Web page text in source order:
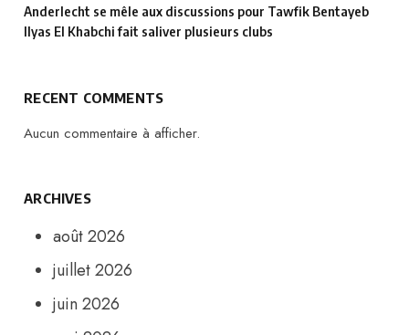
Anderlecht se mêle aux discussions pour Tawfik Bentayeb
Ilyas El Khabchi fait saliver plusieurs clubs
RECENT COMMENTS
Aucun commentaire à afficher.
ARCHIVES
août 2026
juillet 2026
juin 2026